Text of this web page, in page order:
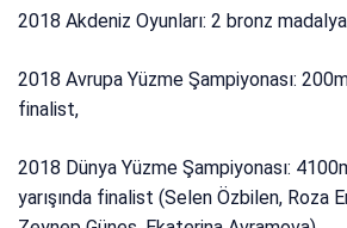
2018 Akdeniz Oyunları: 2 bronz madalya
2018 Avrupa Yüzme Şampiyonası:
finalist,
2018 Dünya Yüzme Şampiyonası:
yarışında finalist (Selen Özbilen, Roza